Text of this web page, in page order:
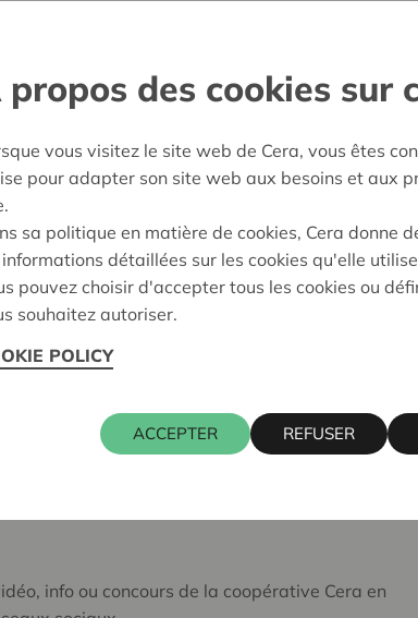
vous n'avez pas accepté ces
vous pouvez modifier les
tickets
qu'elle
?
des tickets pour votre festival préféré en
sur les réseaux
info ou concours de la coopérative Cera en
propos des cookies sur
vous visitez le site web de Cera, vous êtes
pour adapter son site web aux besoins et aux
sa politique en matière de cookies, Cera donne
informations détaillées sur les cookies qu'elle
pouvez choisir d'accepter tous les cookies ou
souhaitez autoriser.
POLICY
ACCEPTER REFUSER